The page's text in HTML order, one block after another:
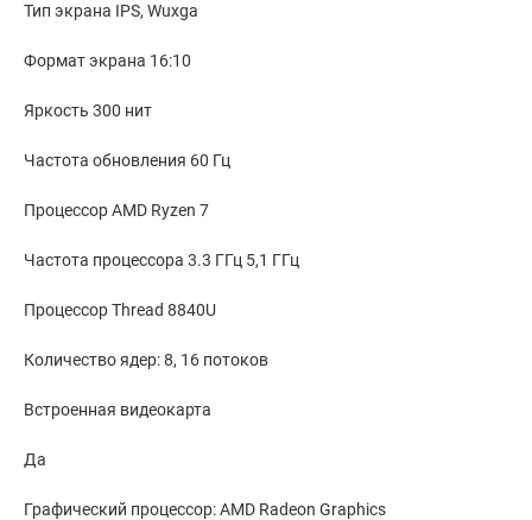
Тип экрана IPS, Wuxga
Формат экрана 16:10
Яркость 300 нит
Частота обновления 60 Гц
Процессор AMD Ryzen 7
Частота процессора 3.3 ГГц 5,1 ГГц
Процессор Thread 8840U
Количество ядер: 8, 16 потоков
Встроенная видеокарта
Да
Графический процессор: AMD Radeon Graphics